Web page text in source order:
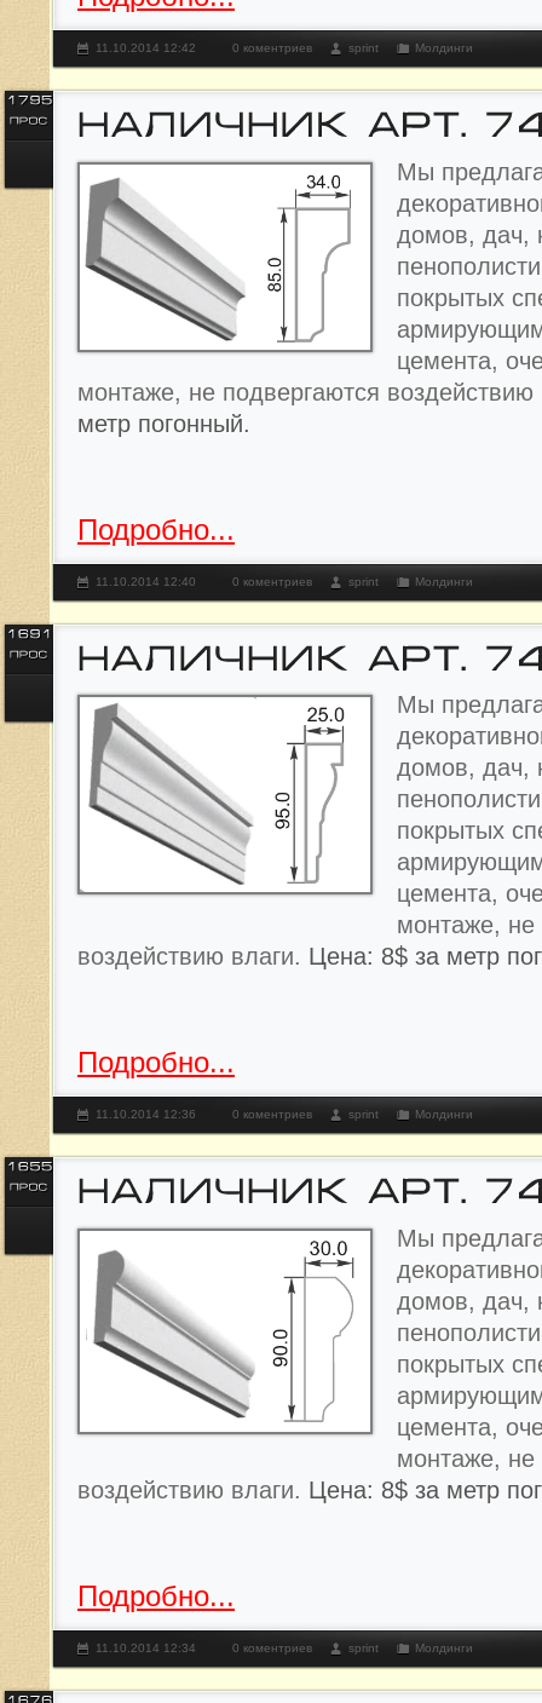
11.10.2014 12:42 0 коментриев sprint Молдинги
Мы
домов, дач,
покрытых
цемента,
монтаже, не подвергаются
метр погонный.
Подробно...
11.10.2014 12:40 0 коментриев sprint Молдинги
Мы
домов, дач,
покрытых
цемента,
монтаже, не
воздействию влаги. Цена: 8$ за метр
Подробно...
11.10.2014 12:36 0 коментриев sprint Молдинги
Мы
домов, дач,
покрытых
цемента,
монтаже, не
воздействию влаги. Цена: 8$ за метр
Подробно...
11.10.2014 12:34 0 коментриев sprint Молдинги